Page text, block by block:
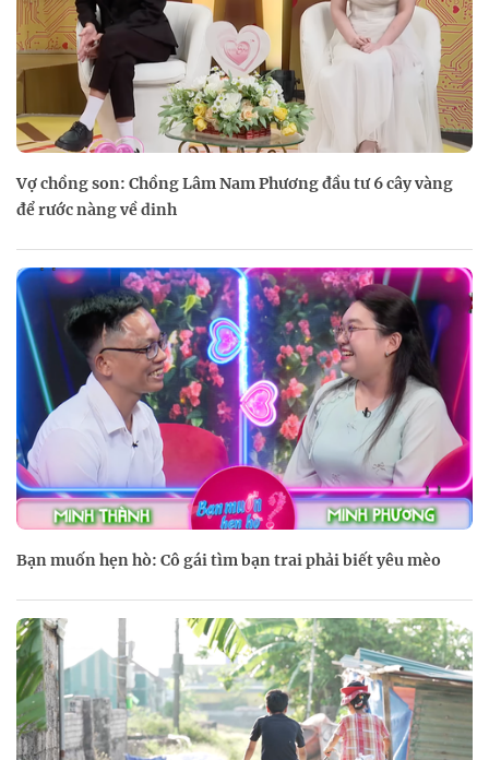
Vợ chồng son: Chồng Lâm Nam Phương đầu tư 6 cây vàng
để rước nàng về dinh
Bạn muốn hẹn hò: Cô gái tìm bạn trai phải biết yêu mèo